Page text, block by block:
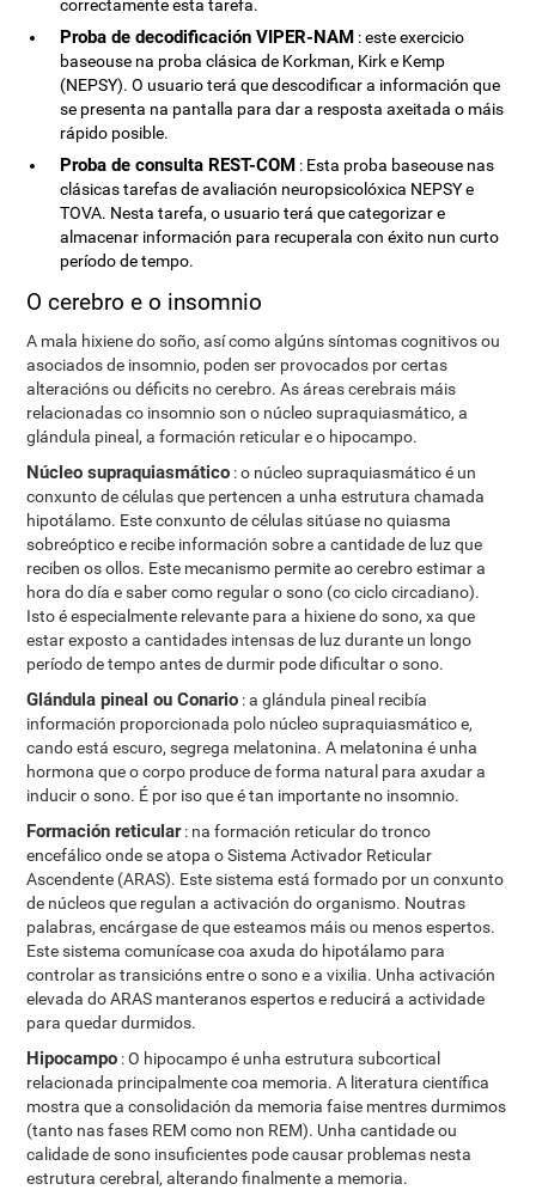
correctamente esta tarefa.
Proba de decodificación VIPER-NAM : este exercicio
baseouse na proba clásica de Korkman, Kirk e Kemp
(NEPSY). O usuario terá que descodificar a información que
se presenta na pantalla para dar a resposta axeitada o máis
rápido posible.
Proba de consulta REST-COM : Esta proba baseouse nas
clásicas tarefas de avaliación neuropsicolóxica NEPSY e
TOVA. Nesta tarefa, o usuario terá que categorizar e
almacenar información para recuperala con éxito nun curto
período de tempo.
O cerebro e o insomnio
A mala hixiene do soño, así como algúns síntomas cognitivos ou
asociados de insomnio, poden ser provocados por certas
alteracións ou déficits no cerebro. As áreas cerebrais máis
relacionadas co insomnio son o núcleo supraquiasmático, a
glándula pineal, a formación reticular e o hipocampo.
Núcleo supraquiasmático : o núcleo supraquiasmático é un
conxunto de células que pertencen a unha estrutura chamada
hipotálamo. Este conxunto de células sitúase no quiasma
sobreóptico e recibe información sobre a cantidade de luz que
reciben os ollos. Este mecanismo permite ao cerebro estimar a
hora do día e saber como regular o sono (co ciclo circadiano).
Isto é especialmente relevante para a hixiene do sono, xa que
estar exposto a cantidades intensas de luz durante un longo
período de tempo antes de durmir pode dificultar o sono.
Glándula pineal ou Conario : a glándula pineal recibía
información proporcionada polo núcleo supraquiasmático e,
cando está escuro, segrega melatonina. A melatonina é unha
hormona que o corpo produce de forma natural para axudar a
inducir o sono. É por iso que é tan importante no insomnio.
Formación reticular: na formación reticular do tronco
encefálico onde se atopa o Sistema Activador Reticular
Ascendente (ARAS). Este sistema está formado por un conxunto
de núcleos que regulan a activación do organismo. Noutras
palabras, encárgase de que esteamos máis ou menos espertos.
Este sistema comunícase coa axuda do hipotálamo para
controlar as transicións entre o sono e a vixilia. Unha activación
elevada do ARAS manteranos espertos e reducirá a actividade
para quedar durmidos.
Hipocampo : O hipocampo é unha estrutura subcortical
relacionada principalmente coa memoria. A literatura científica
mostra que a consolidación da memoria faise mentres durmimos
(tanto nas fases REM como non REM). Unha cantidade ou
calidade de sono insuficientes pode causar problemas nesta
estrutura cerebral, alterando finalmente a memoria.